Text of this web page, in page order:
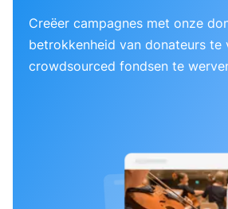
Creëer campagnes met onze
betrokkenheid van donateurs te
crowdsourced fondsen te